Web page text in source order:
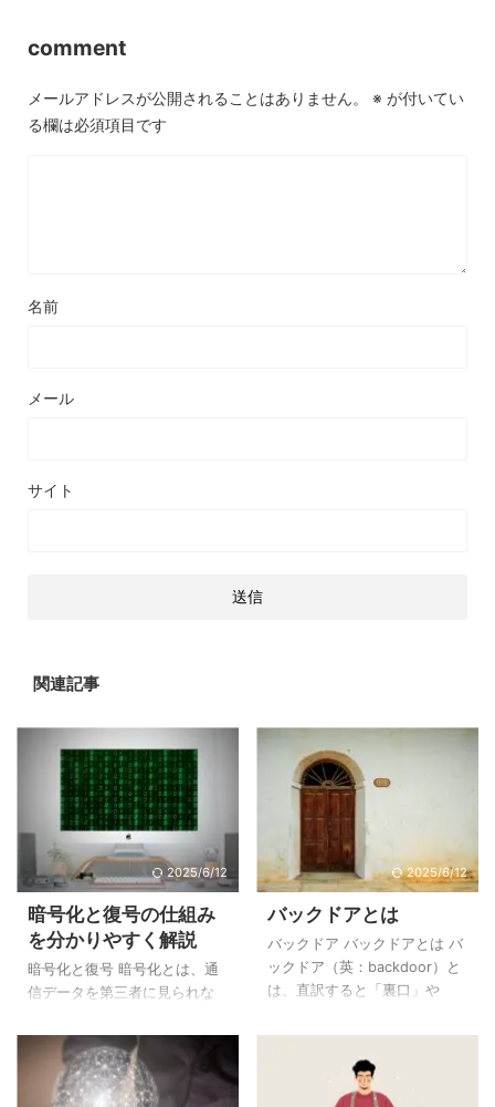
comment
メールアドレスが公開されることはありません。 ※ が付いてい
る欄は必須項目です
名前
メール
サイト
関連記事
2025/6/12
暗号化と復号の仕組み
を分かりやすく解説
暗号化と復号 暗号化とは、通
信データを第三者に見られな
基いて元の状態が容易に推定
できない形に変換すること、
そして復号とは、暗号化した
2025/6/12
バックドアとは
バックドア バックドアとは バ
ックドア（英：backdoor）と
は、直訳すると「裏口」や
で、侵入者が不正アクセス用
に設けた裏口のことです。 攻
撃者はまず、トロイの木馬な